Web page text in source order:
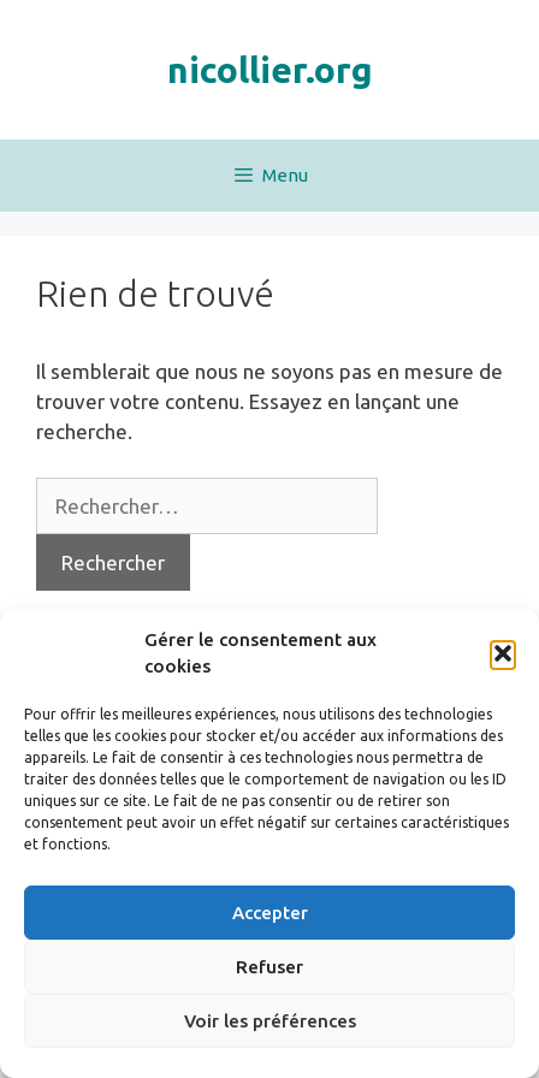
Gérer le consentement aux
cookies
Pour offrir les meilleures expériences, nous utilisons des technologies
telles que les cookies pour stocker et/ou accéder aux informations des
appareils. Le fait de consentir à ces technologies nous permettra de
traiter des données telles que le comportement de navigation ou les ID
uniques sur ce site. Le fait de ne pas consentir ou de retirer son
consentement peut avoir un effet négatif sur certaines caractéristiques
et fonctions.
Accepter
Refuser
Voir les préférences
nicollier.org
Menu
Rien de trouvé
Il semblerait que nous ne soyons pas en mesure de
trouver votre contenu. Essayez en lançant une
recherche.